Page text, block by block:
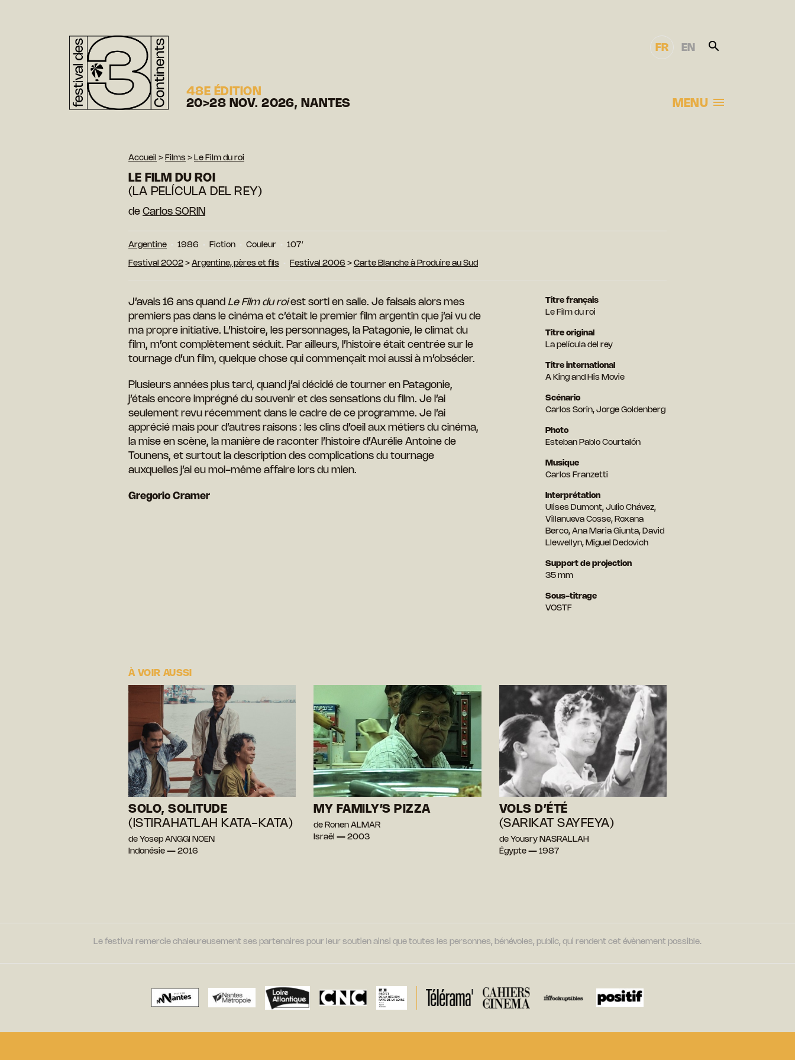
48E ÉDITION
20>28 NOV. 2026, NANTES
FR EN
MENU
Accueil > Films > Le Film du roi
LE FILM DU ROI
(LA PELÍCULA DEL REY)
de Carlos SORIN
Argentine 1986 Fiction Couleur 107′
Festival 2002 > Argentine, pères et fils Festival 2006 > Carte Blanche à Produire au Sud
J’avais 16 ans quand Le Film du roiest sorti en salle. Je faisais alors mes
premiers pas dans le cinéma et c’était le premier film argentin que j’ai vu de
ma propre initiative. L’histoire, les personnages, la Patagonie, le climat du
film, m’ont complètement séduit. Par ailleurs, l’histoire était centrée sur le
tournage d’un film, quelque chose qui commençait moi aussi à m’obséder.
Plusieurs années plus tard, quand j’ai décidé de tourner en Patagonie,
j’étais encore imprégné du souvenir et des sensations du film. Je l’ai
seulement revu récemment dans le cadre de ce programme. Je l’ai
apprécié mais pour d’autres raisons : les clins d’oeil aux métiers du cinéma,
la mise en scène, la manière de raconter l’histoire d’Aurélie Antoine de
Tounens, et surtout la description des complications du tournage
auxquelles j’ai eu moi-même affaire lors du mien.
Gregorio Cramer
Titre français
Le Film du roi
Titre original
La película del rey
Titre international
A King and His Movie
Scénario
Carlos Sorin, Jorge Goldenberg
Photo
Esteban Pablo Courtalón
Musique
Carlos Franzetti
Interprétation
Ulises Dumont, Julio Chávez,
Villanueva Cosse, Roxana
Berco, Ana Maria Giunta, David
Llewellyn, Miguel Dedovich
Support de projection
35 mm
Sous-titrage
VOSTF
À VOIR AUSSI
SOLO, SOLITUDE
(ISTIRAHATLAH KATA-KATA)
de Yosep ANGGI NOEN
Indonésie — 2016
MY FAMILY’S PIZZA
de Ronen ALMAR
Israël — 2003
VOLS D’ÉTÉ
(SARIKAT SAYFEYA)
de Yousry NASRALLAH
Égypte — 1987
Le festival remercie chaleureusement ses partenaires pour leur soutien ainsi que toutes les personnes, bénévoles, public, qui rendent cet évènement possible.